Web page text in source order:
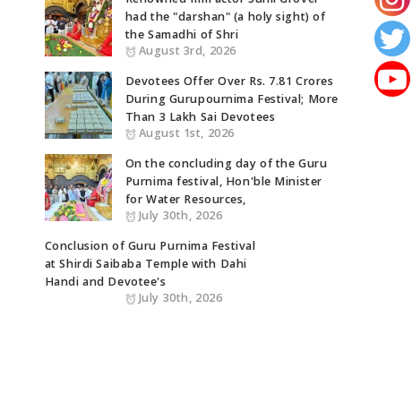
had the "darshan" (a holy sight) of
the Samadhi of Shri
August 3rd, 2026
Devotees Offer Over Rs. 7.81 Crores
During Gurupournima Festival; More
Than 3 Lakh Sai Devotees
August 1st, 2026
On the concluding day of the Guru
Purnima festival, Hon'ble Minister
for Water Resources,
July 30th, 2026
Conclusion of Guru Purnima Festival
at Shirdi Saibaba Temple with Dahi
Handi and Devotee's
July 30th, 2026